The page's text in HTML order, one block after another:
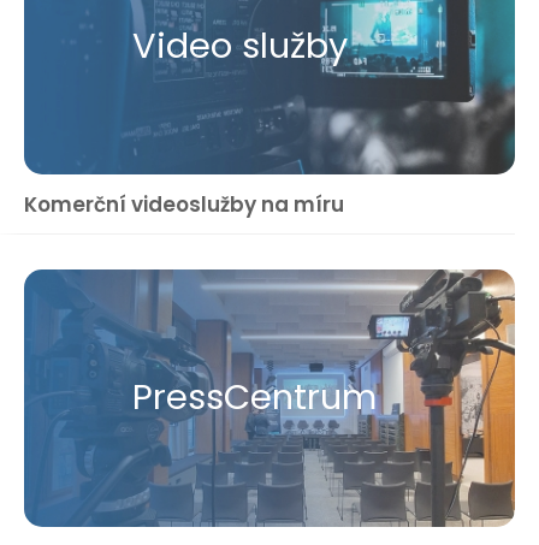
Video služby
Komerční videoslužby na míru
Press​Centrum